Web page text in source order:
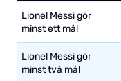
Lionel Messi gör
minst ett mål
Lionel Messi gör
minst två mål